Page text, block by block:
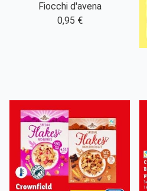
Fiocchi d'avena
0,95 €